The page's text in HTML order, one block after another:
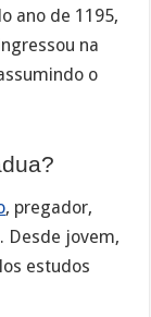
ano de 1195,
na
o
, pregador,
Desde jovem,
estudos